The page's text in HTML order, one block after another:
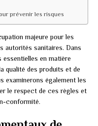
prévenir les risques
majeure pour les
autorités sanitaires. Dans
en matière
qualité des produits et de
examinerons également les
le respect de ces règles et
conformité.